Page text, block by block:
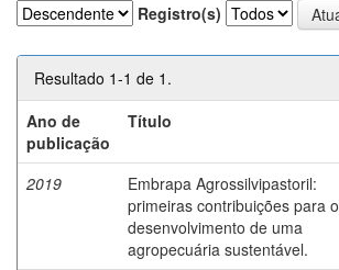
Registro(s)
Resultado 1-1 de 1.
Ano de
publicação
Título
2019
Embrapa Agrossilvipastoril:
primeiras contribuições para o
desenvolvimento de uma
agropecuária sustentável.